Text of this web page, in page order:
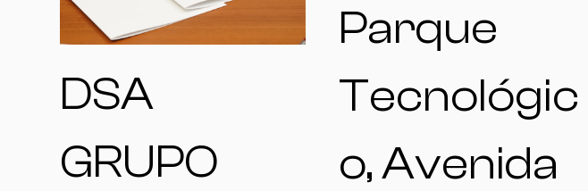
DSA
GRUPO
Parque
Tecnológic
o, Avenida